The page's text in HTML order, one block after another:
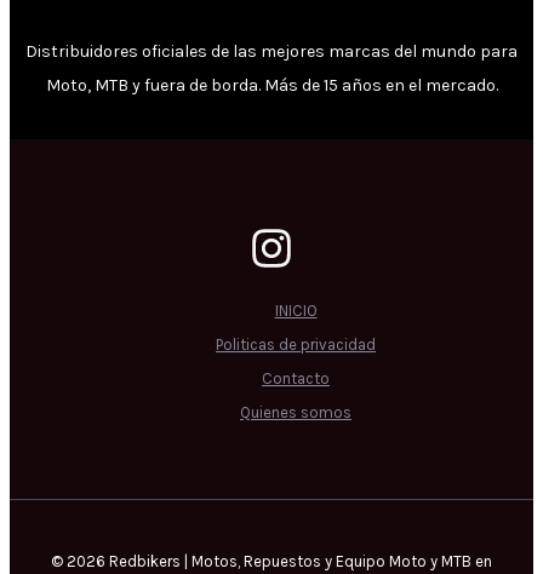
Distribuidores oficiales de las mejores marcas del mundo para
Moto, MTB y fuera de borda. Más de 15 años en el mercado.
INICIO
Politicas de privacidad
Contacto
Quienes somos
© 2026 Redbikers | Motos, Repuestos y Equipo Moto y MTB en